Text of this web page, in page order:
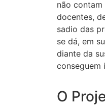
não
docentes,
sadio das
se dá, em
diante da
conseguem
O